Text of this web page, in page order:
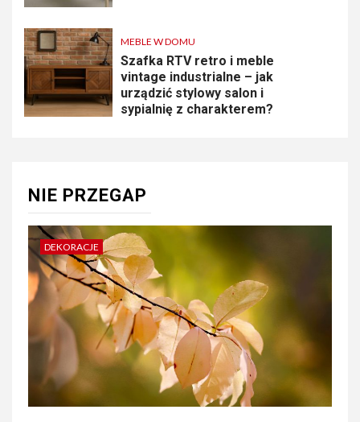
MEBLE W DOMU
Szafka RTV retro i meble
vintage industrialne – jak
urządzić stylowy salon i
sypialnię z charakterem?
NIE PRZEGAP
DEKORACJE